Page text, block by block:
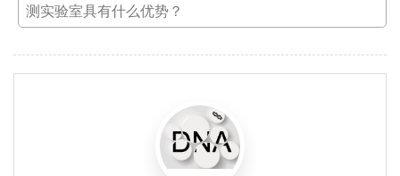
测实验室具有什么优势？